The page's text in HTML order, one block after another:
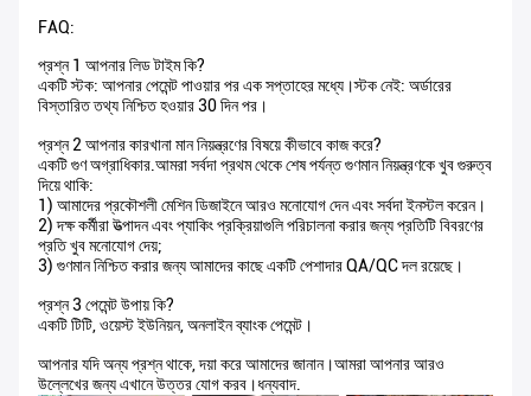
FAQ:
প্রশ্ন 1 আপনার লিড টাইম কি?
একটি স্টক: আপনার পেমেন্ট পাওয়ার পর এক সপ্তাহের মধ্যে।স্টক নেই: অর্ডারের
বিস্তারিত তথ্য নিশ্চিত হওয়ার 30 দিন পর।
প্রশ্ন 2 আপনার কারখানা মান নিয়ন্ত্রণের বিষয়ে কীভাবে কাজ করে?
একটি গুণ অগ্রাধিকার.আমরা সর্বদা প্রথম থেকে শেষ পর্যন্ত গুণমান নিয়ন্ত্রণকে খুব গুরুত্ব
দিয়ে থাকি:
1) আমাদের প্রকৌশলী মেশিন ডিজাইনে আরও মনোযোগ দেন এবং সর্বদা ইনস্টল করেন।
2) দক্ষ কর্মীরা উত্পাদন এবং প্যাকিং প্রক্রিয়াগুলি পরিচালনা করার জন্য প্রতিটি বিবরণের
প্রতি খুব মনোযোগ দেয়;
3) গুণমান নিশ্চিত করার জন্য আমাদের কাছে একটি পেশাদার QA/QC দল রয়েছে।
প্রশ্ন 3 পেমেন্ট উপায় কি?
একটি টিটি, ওয়েস্ট ইউনিয়ন, অনলাইন ব্যাংক পেমেন্ট।
আপনার যদি অন্য প্রশ্ন থাকে, দয়া করে আমাদের জানান।আমরা আপনার আরও
উল্লেখের জন্য এখানে উত্তর যোগ করব।ধন্যবাদ.